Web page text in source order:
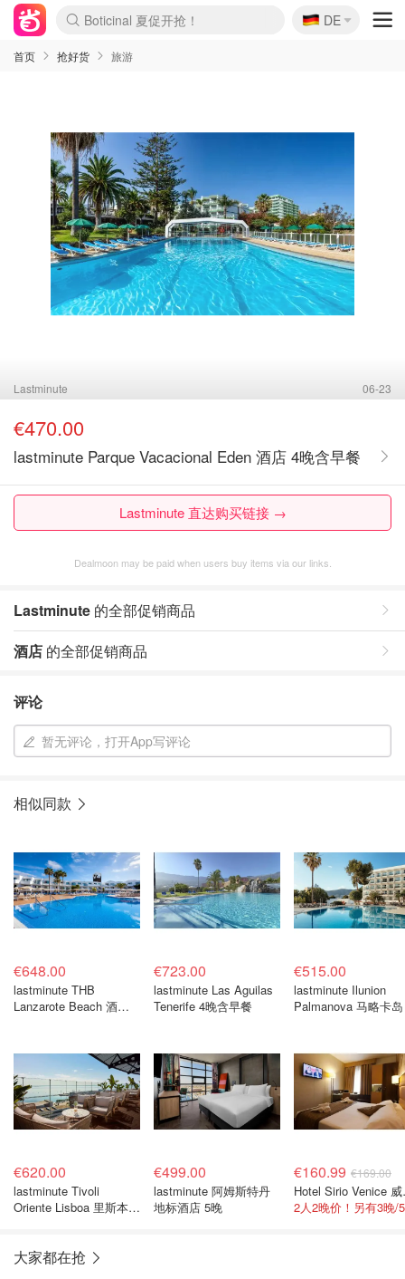
Boticinal 夏促开抢！
4折！lulu周四疯狂上新
还没结束！&OtherStories大促
Joybuy变相75折 随时失效
速领！Stanley独家85折
疑似霸哥！Camper额外叠85折
Zalando 奥莱闪促！每日更新
Moncler反季囤！5折起+叠9折
Coach Brooklyn仅€192
🇩🇪
DE
首页 抢好货 旅游
Lastminute 06-23
€470.00
lastminute Parque Vacacional Eden 酒店 4晚含早餐
Lastminute 直达购买链接 →
Dealmoon may be paid when users buy items via our links.
Lastminute 的全部促销商品
酒店 的全部促销商品
评论
暂无评论，打开App写评论
相似同款
€648.00
lastminute THB
Lanzarote Beach 酒店 4
€723.00
lastminute Las Aguilas
Tenerife 4晚含早餐
€515.00
lastminute Ilunion
Palmanova 马略卡
€620.00
lastminute Tivoli
Oriente Lisboa 里斯本酒
€499.00
lastminute 阿姆斯特丹
地标酒店 5晚
€160.99 €169.00
大家都在抢